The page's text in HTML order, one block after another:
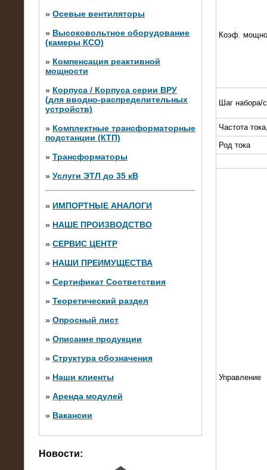
» Осевые вентиляторы
» Высоковольтное оборудование
(камеры КСО)
» Компенсация реактивной
мощности
» Корпуса / Корпуса серии ВРУ
(для вводно-распределительных
устройств)
» Комплектные трансформаторные
подстанции (КТП)
» Трансформаторы
» Услуги ЭТЛ до 35 кВ
» ИМПОРТНЫЕ АНАЛОГИ
» НАШЕ ПРОИЗВОДСТВО
» СЕРВИС ЦЕНТР
» НАШИ ПРЕИМУЩЕСТВА
» Сертификат Соответствия
» Теоретический раздел
» Опросный лист
» Описание продукции
» Структура обозначения
» Наши клиенты
» Аренда модулей
» Вакансии
Новости:
28.02.2015
Нагрузочные модули 700 кВт (4
штуки)
10.10.2014
Нагрузочный комплекс 20 МВт в 2
яруса (напряжение 6-10 кВ)
Коэф.
Шаг набора/
Частота
Род тока
Управление